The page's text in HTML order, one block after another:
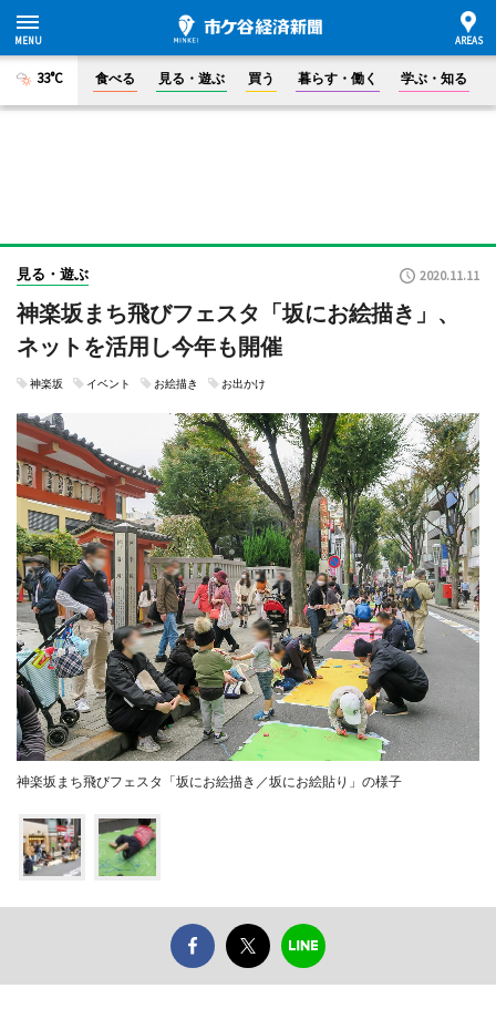
33°C 食べる 見る・遊ぶ 買う 暮らす・働く 学ぶ・知る
見る・遊ぶ 2020.11.11
神楽坂まち飛びフェスタ「坂にお絵描き」、
ネットを活用し今年も開催
神楽坂 イベント お絵描き お出かけ
神楽坂まち飛びフェスタ「坂にお絵描き／坂にお絵貼り」の様子